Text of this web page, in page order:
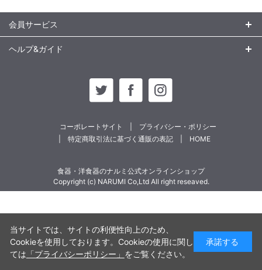
会員サービス
ヘルプ&ガイド
コーポレートサイト
プライバシー・ポリシー
特定商取引法に基づく通販の表記
HOME
食器・洋食器のナルミ公式オンラインショップ
Copyright (c) NARUMI Co,Ltd All right reseaved.
当サイトでは、サイトの利便性向上のため、
Cookieを使用しております。Cookieの使用に関し
ては 「プライバシーポリシー」 をご覧ください。
承諾する